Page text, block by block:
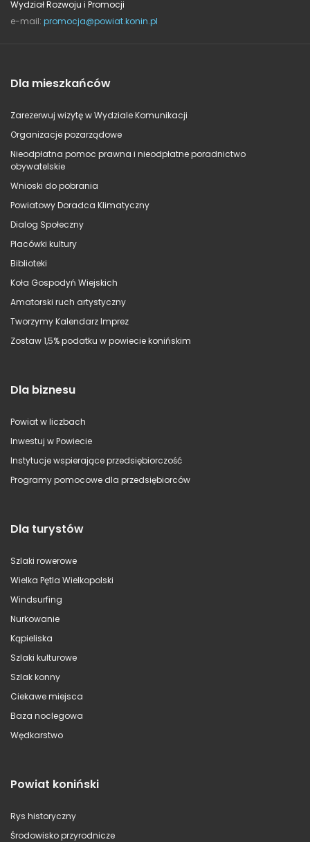
Wydział Rozwoju i Promocji
e-mail: promocja@powiat.konin.pl
Dla mieszkańców
Zarezerwuj wizytę w Wydziale Komunikacji
Organizacje pozarządowe
Nieodpłatna pomoc prawna i nieodpłatne poradnictwo
obywatelskie
Wnioski do pobrania
Powiatowy Doradca Klimatyczny
Dialog Społeczny
Placówki kultury
Biblioteki
Koła Gospodyń Wiejskich
Amatorski ruch artystyczny
Tworzymy Kalendarz Imprez
Zostaw 1,5% podatku w powiecie konińskim
Dla biznesu
Powiat w liczbach
Inwestuj w Powiecie
Instytucje wspierające przedsiębiorczość
Programy pomocowe dla przedsiębiorców
Dla turystów
Szlaki rowerowe
Wielka Pętla Wielkopolski
Windsurfing
Nurkowanie
Kąpieliska
Szlaki kulturowe
Szlak konny
Ciekawe miejsca
Baza noclegowa
Wędkarstwo
Powiat koniński
Rys historyczny
Środowisko przyrodnicze